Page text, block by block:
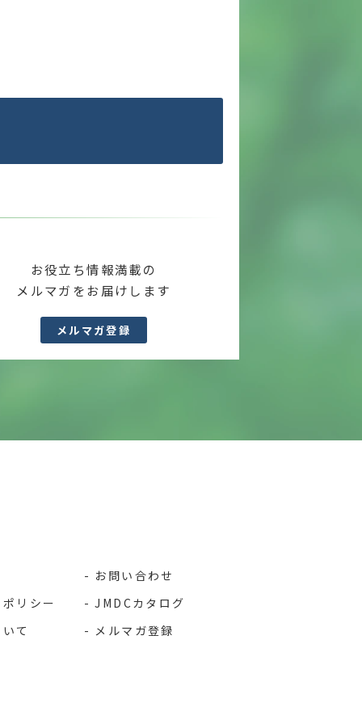
お役立ち情報満載の
メルマガをお届けします
メルマガ登録
リシー
て
お問い合わせ
JMDCカタログ
メルマガ登録